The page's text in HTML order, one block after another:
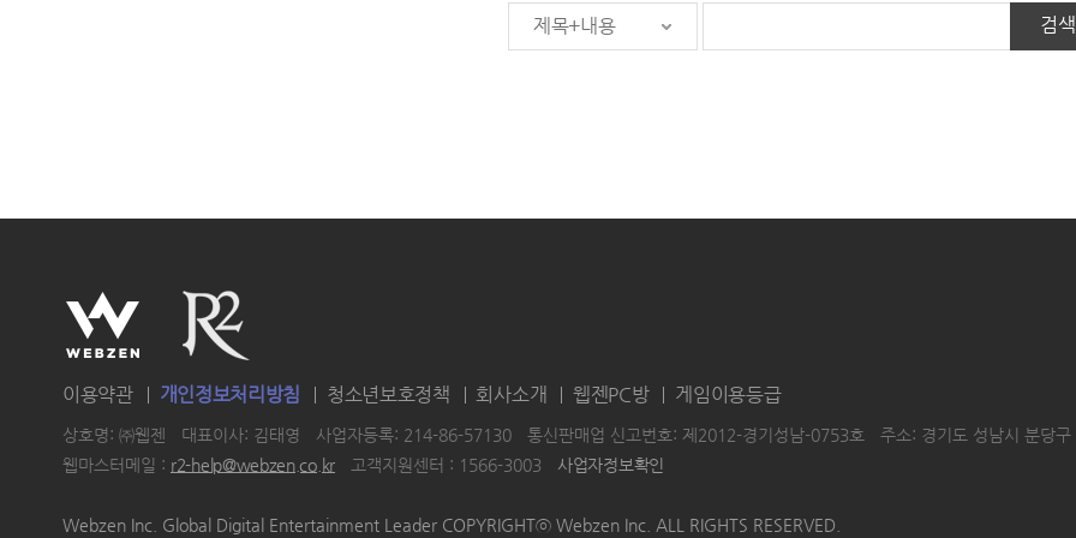
제목+내용 검색
이용약관 개인정보처리방침 청소년보호정책 회사소개 웹젠PC방 게임이용등급
상호명: ㈜웹젠 대표이사: 김태영 사업자등록: 214-86-57130 통신판매업 신고번호: 제2012-경기성남-0753호
주소: 경기도 성남시 분당
웹마스터메일 : r2-help@webzen.co.kr 고객지원센터 : 1566-3003 사업자정보확인
Webzen Inc. Global Digital Entertainment Leader COPYRIGHTⓒ Webzen Inc. ALL RIGHTS RESERVED.